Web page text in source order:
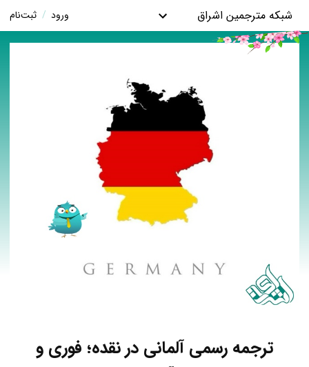
شبکه مترجمین اشراق ورود / ثبت‌نام
ترجمه رسمی آلمانی در نقده؛ فوری و